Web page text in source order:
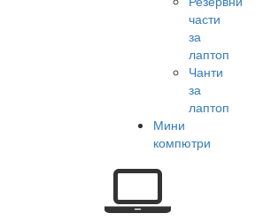
части
за
лаптоп
Чанти
за
лаптоп
Мини
компютри